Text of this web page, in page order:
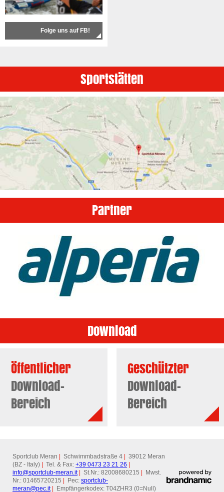
Folge uns auf FB!
Sportstätten
Partner
Download
Öffentlicher
Download-
Bereich
Geschützter
Download-
Bereich
Sportclub Meran Schwimmbadstraße 4
39012 Meran
(BZ - Italy)
Tel. & Fax: +39 0473 23 21 26
info@sportclub-meran.it St.Nr.: 82008680215
Mwst.
Nr.: 01465720215
Pec: sportclub-
meran@pec.it Empfängerkodex: T04ZHR3 (0=Null)